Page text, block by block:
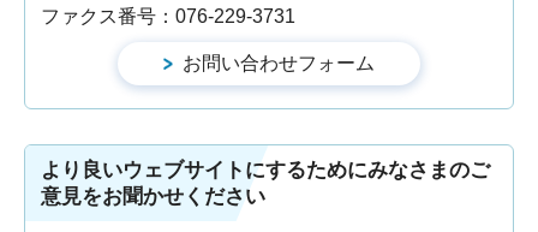
ファクス番号：076-229-3731
より良いウェブサイトにするためにみなさまのご
意見をお聞かせください